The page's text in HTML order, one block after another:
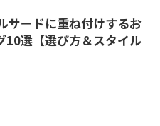
サードに重ね付けするお
10選【選び方＆スタイル